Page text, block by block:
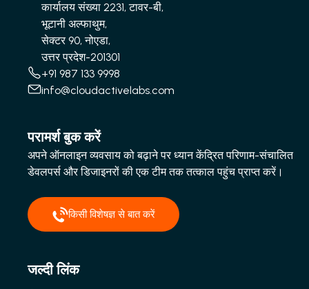
कार्यालय संख्या 2231, टावर-बी,
भूटानी अल्फाथुम,
सेक्टर 90, नोएडा,
उत्तर प्रदेश-201301
+91 987 133 9998
info@cloudactivelabs.com
परामर्श बुक करें
अपने ऑनलाइन व्यवसाय को बढ़ाने पर ध्यान केंद्रित परिणाम-संचालित
डेवलपर्स और डिजाइनरों की एक टीम तक तत्काल पहुंच प्राप्त करें।
किसी विशेषज्ञ से बात करें
जल्दी लिंक